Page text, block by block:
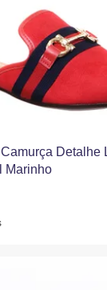
Detalhe
Marinho